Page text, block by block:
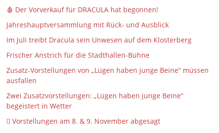
🩸 Der Vorverkauf für DRACULA hat begonnen!
Jahreshauptversammlung mit Rück- und Ausblick
Im Juli treibt Dracula sein Unwesen auf dem Klosterberg
Frischer Anstrich für die Stadthallen-Bühne
Zusatz-Vorstellungen von „Lügen haben junge Beine“ müssen
ausfallen
Zwei Zusatzvorstellungen: „Lügen haben junge Beine“
begeistert in Wetter
 Vorstellungen am 8. & 9. November abgesagt